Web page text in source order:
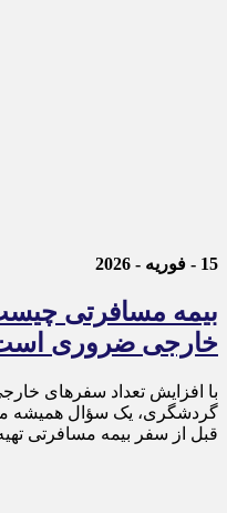
15 - فوریه - 2026
بیمه مسافرتی
خارجی ضروری
با افزایش تعداد سفرهای
گردشگری، یک سؤال همیشه
قبل از سفر بیمه مسافرتی